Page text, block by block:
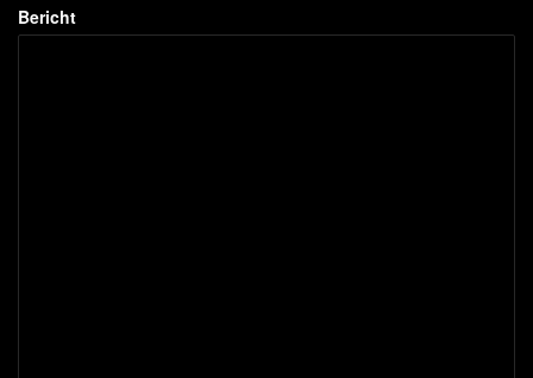
Bericht